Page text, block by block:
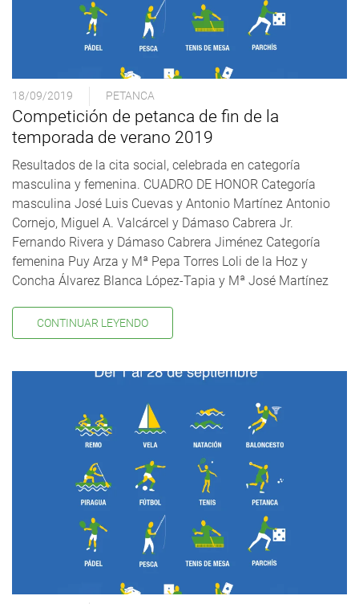
18/09/2019 PETANCA
Competición de petanca de fin de la
temporada de verano 2019
Resultados de la cita social, celebrada en categoría
masculina y femenina. CUADRO DE HONOR Categoría
masculina José Luis Cuevas y Antonio Martínez Antonio
Cornejo, Miguel A. Valcárcel y Dámaso Cabrera Jr.
Fernando Rivera y Dámaso Cabrera Jiménez Categoría
femenina Puy Arza y Mª Pepa Torres Loli de la Hoz y
Concha Álvarez Blanca López-Tapia y Mª José Martínez
CONTINUAR LEYENDO